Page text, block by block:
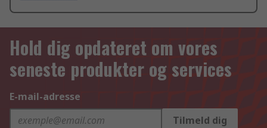
Hold dig opdateret om vores
seneste produkter og services
E-mail-adresse
Tilmeld dig